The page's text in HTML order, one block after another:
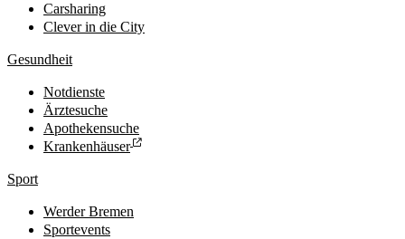
Carsharing
Clever in die City
Gesundheit
Notdienste
Ärztesuche
Apothekensuche
Krankenhäuser
Sport
Werder Bremen
Sportevents